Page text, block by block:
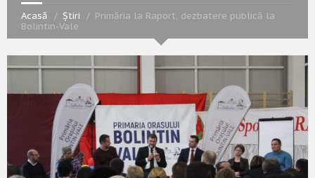
Acasă Știri
Primăria la Raport, dezbatere publică la
Bolintin-Vale